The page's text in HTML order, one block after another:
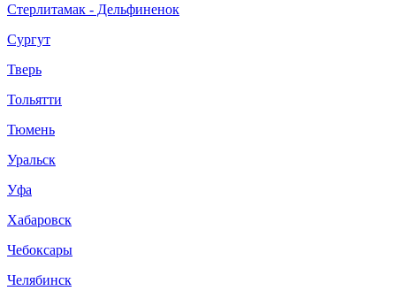
Стерлитамак - Дельфиненок
Сургут
Тверь
Тольятти
Тюмень
Уральск
Уфа
Хабаровск
Чебоксары
Челябинск